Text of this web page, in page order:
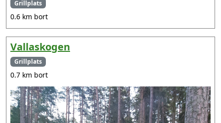
Grillplats
0.6 km bort
Vallaskogen
Grillplats
0.7 km bort